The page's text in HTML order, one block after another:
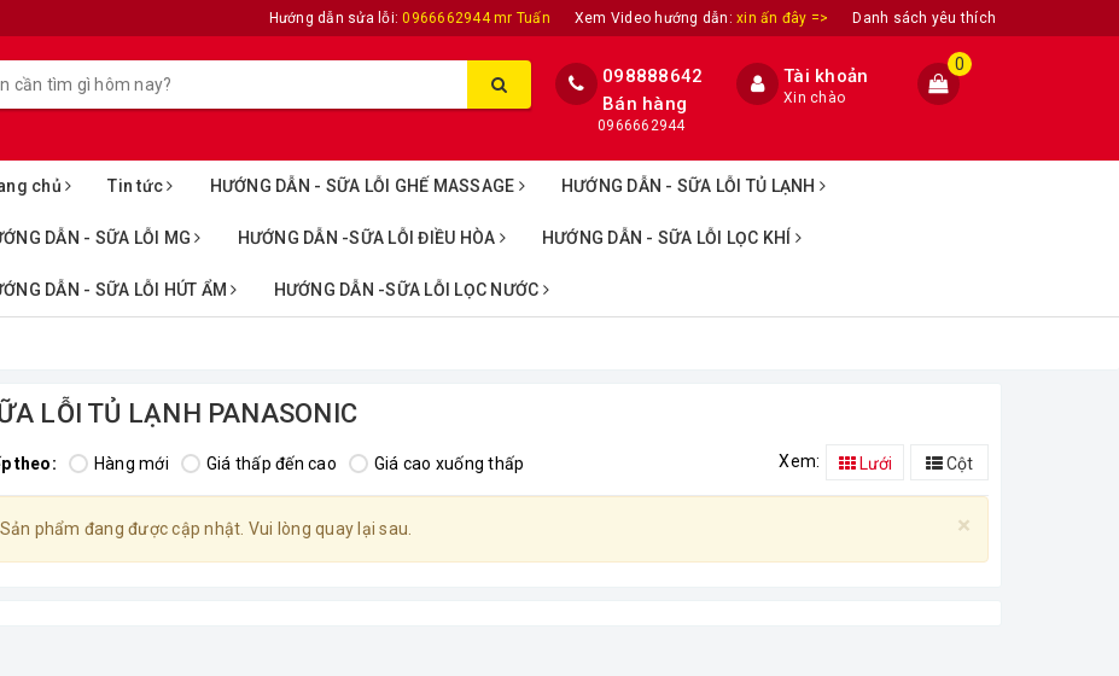
Hướng dẫn sửa lỗi:0966662944 mr Tuấn Xem Video hướng dẫn: xin ấn đây => Danh sách yêu thích
098888642
Bán hàng
0966662944
Tài khoản
Xin chào
0
chủ Tin tức HƯỚNG DẪN - SỮA LỖI GHẾ MASSAGE HƯỚNG DẪN - SỮA LỖI TỦ LẠNH
DẪN - SỮA LỖI MG HƯỚNG DẪN -SỮA LỖI ĐIỀU HÒA HƯỚNG DẪN - SỮA LỖI LỌC KHÍ
DẪN - SỮA LỖI HÚT ẨM HƯỚNG DẪN -SỮA LỖI LỌC NƯỚC
LỖI TỦ LẠNH PANASONIC
theo: Hàng mới Giá thấp đến cao Giá cao xuống thấp Xem: Lưới Cột
×
Sản phẩm đang được cập nhật. Vui lòng quay lại sau.